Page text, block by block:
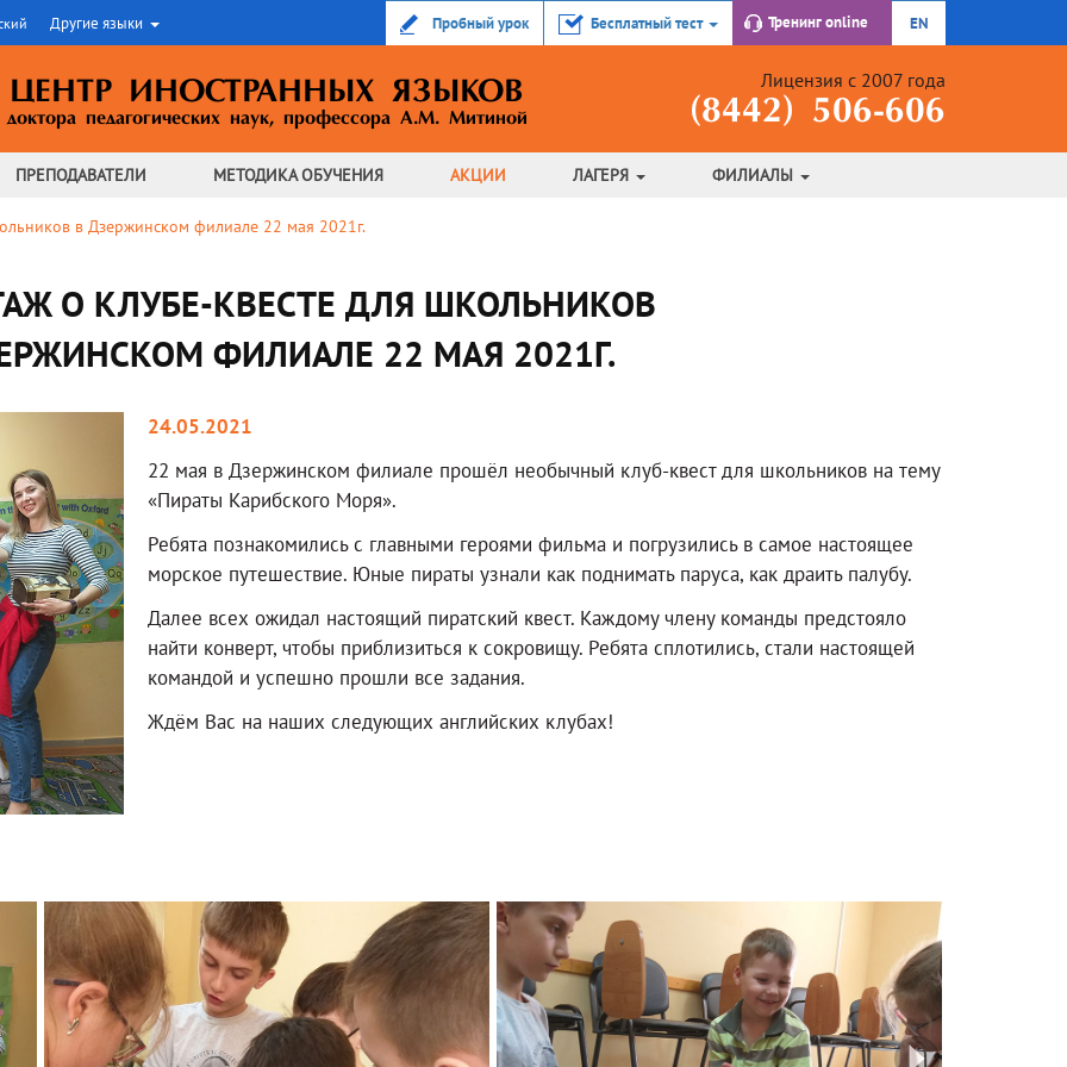
Другие языки Пробный урок Бесплатный тест Тренингonline EN
ЦЕНТР ИНОСТРАННЫХ ЯЗЫКОВ
доктора педагогических наук,профессора А.М. Митиной
Лицензия с 2007 года
(8442) 506-606
ПРЕПОДАВАТЕЛИ МЕТОДИКАОБУЧЕНИЯ АКЦИИ ЛАГЕРЯ ФИЛИАЛЫ
в Дзержинском филиале 22 мая 2021г.
О КЛУБЕ-КВЕСТЕ ДЛЯ ШКОЛЬНИКОВ
ФИЛИАЛЕ 22 МАЯ 2021Г.
24.05.2021
22 мая в Дзержинском филиале прошёл необычный клуб-квест для школьников на тему
«Пираты Карибского Моря».
Ребята познакомились с главными героями фильма и погрузились в самое настоящее
морское путешествие. Юные пираты узнали как поднимать паруса, как драить палубу.
Далее всех ожидал настоящий пиратский квест. Каждому члену команды предстояло
найти конверт, чтобы приблизиться к сокровищу. Ребята сплотились, стали настоящей
командой и успешно прошли все задания.
Ждём Вас на наших следующих английских клубах!
next